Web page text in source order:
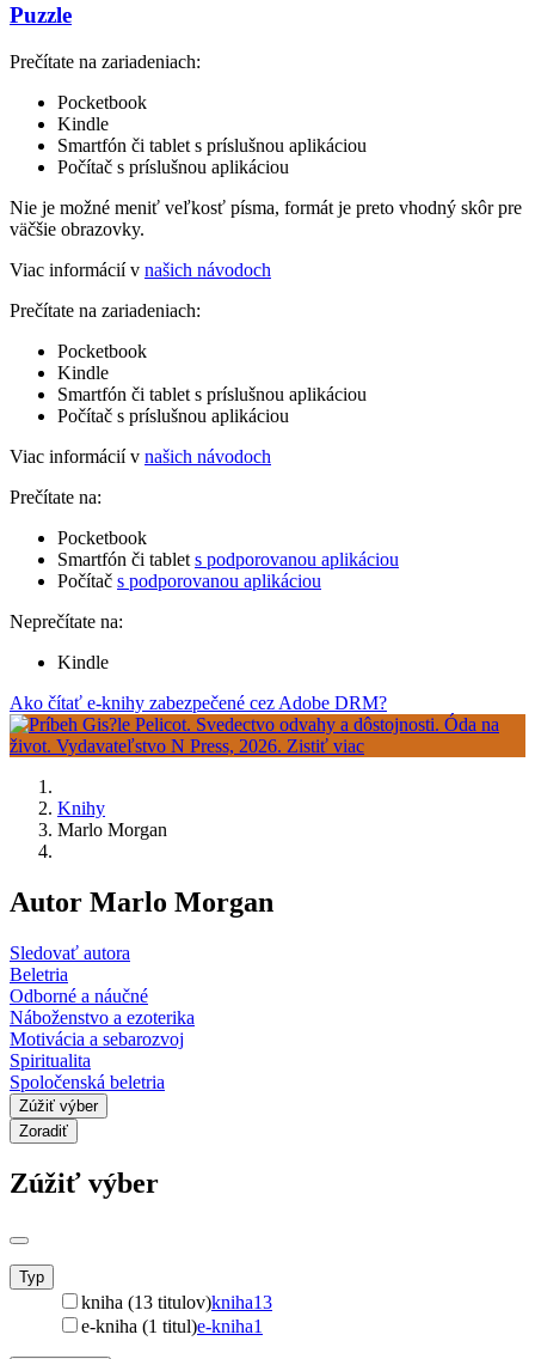
Puzzle
Prečítate na zariadeniach:
Pocketbook
Kindle
Smartfón či tablet s príslušnou aplikáciou
Počítač s príslušnou aplikáciou
Nie je možné meniť veľkosť písma, formát je preto vhodný skôr pre
väčšie obrazovky.
Viac informácií v našich návodoch
Prečítate na zariadeniach:
Pocketbook
Kindle
Smartfón či tablet s príslušnou aplikáciou
Počítač s príslušnou aplikáciou
Viac informácií v našich návodoch
Prečítate na:
Pocketbook
Smartfón či tablet s podporovanou aplikáciou
Počítač s podporovanou aplikáciou
Neprečítate na:
Kindle
Ako čítať e-knihy zabezpečené cez Adobe DRM?
Knihy
Marlo Morgan
Autor Marlo Morgan
Sledovať autora
Beletria
Odborné a náučné
Náboženstvo a ezoterika
Motivácia a sebarozvoj
Spiritualita
Spoločenská beletria
Zúžiť výber
Zoradiť
Zúžiť výber
Typ
kniha (13 titulov)kniha13
e-kniha (1 titul)e-kniha1